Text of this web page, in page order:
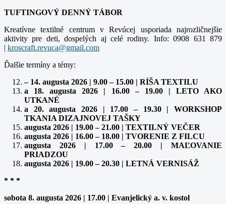
TUFTINGOVÝ DENNÝ TÁBOR
Kreatívne textilné centrum v Revúcej usporiada najrozličnejšie
aktivity pre deti, dospelých aj celé rodiny. Info: 0908 631 879
|
Ďalšie termíny a témy:
– 14. augusta 2026 | 9.00 – 15.00 | RÍŠA TEXTILU
a 18. augusta 2026 | 16.00 – 19.00 | LETO AKO
UTKANÉ
a 20. augusta 2026 | 17.00 – 19.30 | WORKSHOP
TKANIA DIZAJNOVEJ TAŠKY
augusta 2026 | 19.00 – 21.00 | TEXTILNÝ VEČER
augusta 2026 | 16.00 – 18.00 | TVORENIE Z FILCU
augusta 2026 | 17.00 – 20.00 | MAĽOVANIE
PRIADZOU
augusta 2026 | 19.00 – 20.30 | LETNÁ VERNISÁŽ
* * *
sobota 8. augusta 2026 | 17.00 | Evanjelický a. v. kostol